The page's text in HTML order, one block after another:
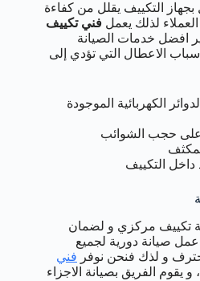
التكييف يقلل من كفاءة
لذلك يعمل فني تكييف
افضل خدمات الصيانة
الاعطال التي تؤدي إلى
الكهربائية الموجودة
على حجب الشوائب
التكييف
تكييف مركزي و لضمان
صيانة دورية لجميع
و لذك فنحن نوفر فني
يقوم الفريق بصيانة الاجزاء